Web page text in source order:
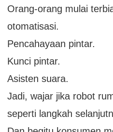
Orang-orang mulai
otomatisasi.
Pencahayaan pintar.
Kunci pintar.
Asisten suara.
Jadi, wajar jika robot
seperti langkah